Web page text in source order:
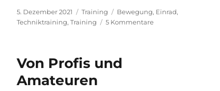
Veröffentlicht
am
5. Dezember 2021 Kategorien
Training Schlagwörter
Bewegung, Einrad,
Techniktraining,Training 5 Kommentarezu
Von Profis und
Amateuren